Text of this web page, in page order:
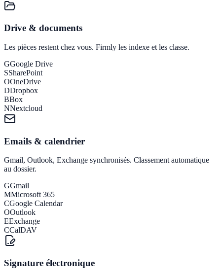
Drive & documents
Les pièces restent chez vous. Firmly les indexe et les classe.
GGoogle Drive
SSharePoint
OOneDrive
DDropbox
BBox
NNextcloud
Emails & calendrier
Gmail, Outlook, Exchange synchronisés. Classement automatique
au dossier.
GGmail
MMicrosoft 365
CGoogle Calendar
OOutlook
EExchange
CCalDAV
Signature électronique